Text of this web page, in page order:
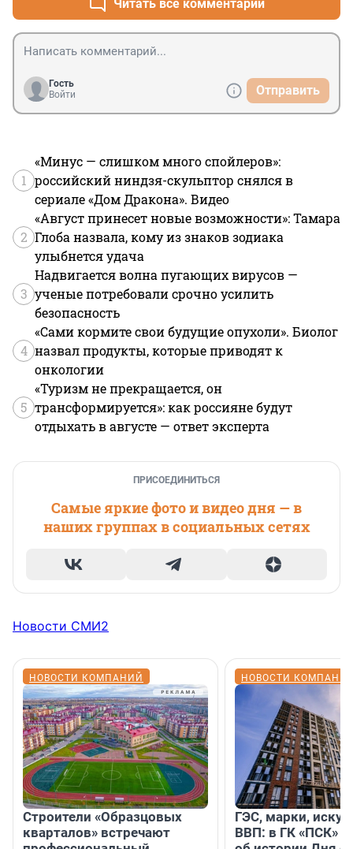
Читать все комментарии
Гость
Войти
Отправить
1
«Минус — слишком много спойлеров»:
российский ниндзя-скульптор снялся в
сериале «Дом Дракона». Видео
2
«Август принесет новые возможности»: Тамара
Глоба назвала, кому из знаков зодиака
улыбнется удача
3
Надвигается волна пугающих вирусов —
ученые потребовали срочно усилить
безопасность
4
«Сами кормите свои будущие опухоли». Биолог
назвал продукты, которые приводят к
онкологии
5
«Туризм не прекращается, он
трансформируется»: как россияне будут
отдыхать в августе — ответ эксперта
ПРИСОЕДИНИТЬСЯ
Самые яркие фото и видео дня — в
наших группах в социальных сетях
Новости СМИ2
НОВОСТИ КОМПАНИЙ
Строители «Образцовых
кварталов» встречают
НОВОСТИ
ГЭС, марки,
ВВП: в ГК «ПСК»